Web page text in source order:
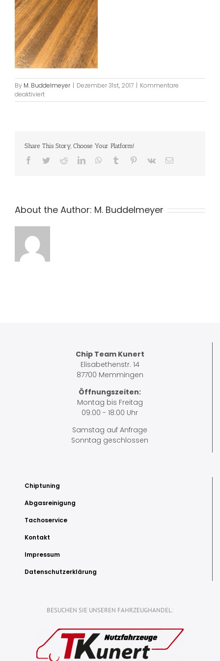
By M. Buddelmeyer | Dezember 31st, 2017 | Kommentare
deaktiviertfür
Komprsserrad
Share This Story, Choose Your Platform!
Facebook
TwitterRedditLinkedInWhatsApp
Tumblr Pinterest
Vk Email
About the Author: M. Buddelmeyer
Chip Team Kunert
Elisabethenstr. 14
87700 Memmingen
Öffnungszeiten:
Montag bis Freitag
09:00 - 18:00 Uhr
Samstag auf Anfrage
Sonntag geschlossen
Chiptuning
Abgasreinigung
Tachoservice
Kontakt
Impressum
Datenschutzerklärung
BESUCHEN SIE UNSEREN FAHRZEUGHANDEL: